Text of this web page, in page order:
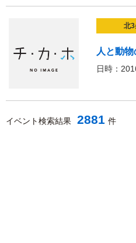
北3
人と動
日時：
イベント検索結果 2881 件